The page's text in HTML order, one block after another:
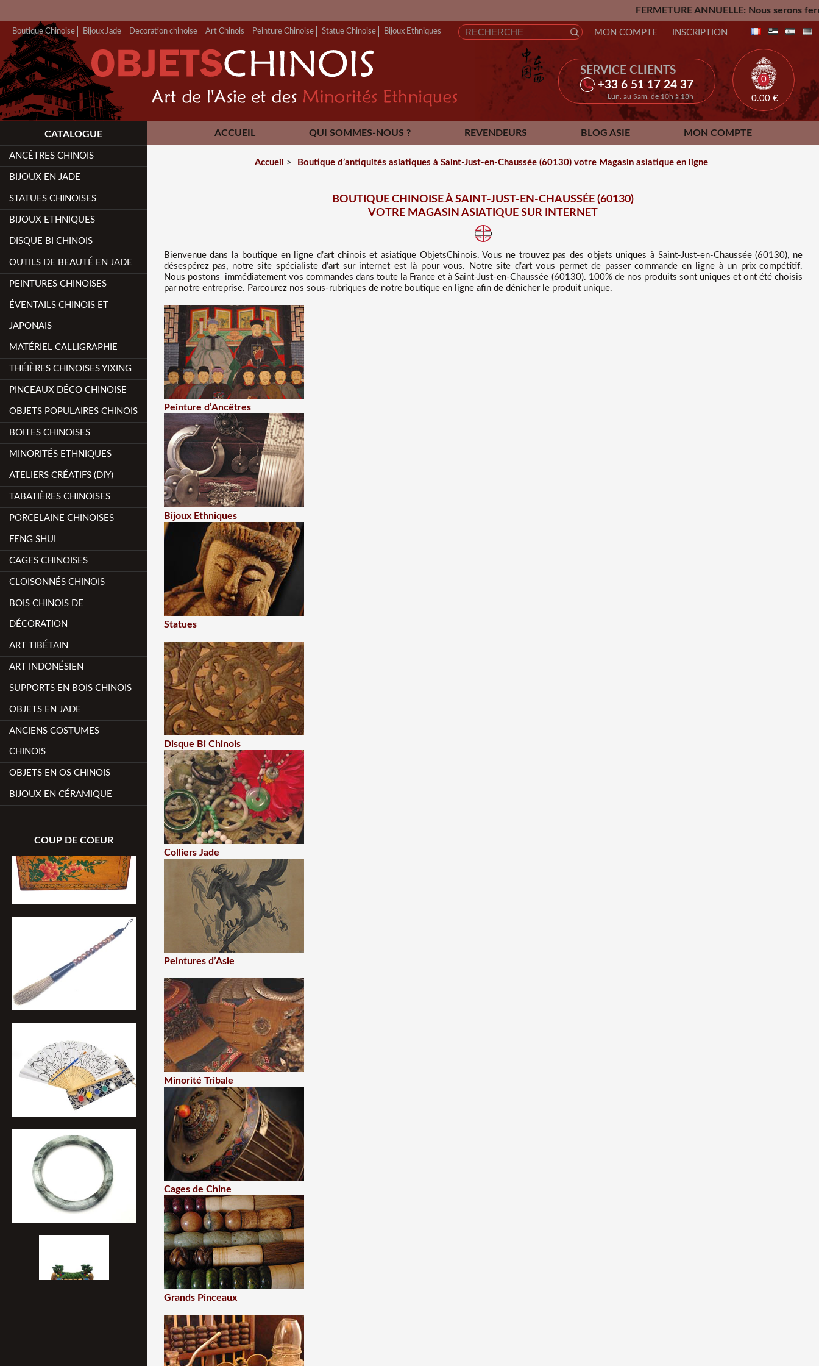
FERMETURE ANNUELLE: Nous serons fermés du
Boutique Chinoise Bijoux Jade Decoration chinoise Art Chinois Peinture Chinoise Statue Chinoise Bijoux Ethniques
SERVICE CLIENTS
+33 6 51 17 24 37
Lun. au Sam. de 10h à 18h
MON COMPTE INSCRIPTION
0
0.00 €
ACCUEIL QUI SOMMES-NOUS ? REVENDEURS BLOG ASIE MON COMPTE
CONTACT
CATALOGUE
ANCÊTRES CHINOIS
BIJOUX EN JADE
STATUES CHINOISES
BIJOUX ETHNIQUES
DISQUE BI CHINOIS
OUTILS DE BEAUTÉ EN JADE
PEINTURES CHINOISES
ÉVENTAILS CHINOIS ET
JAPONAIS
MATÉRIEL CALLIGRAPHIE
THÉIÈRES CHINOISES YIXING
PINCEAUX DÉCO CHINOISE
OBJETS POPULAIRES CHINOIS
BOITES CHINOISES
MINORITÉS ETHNIQUES
ATELIERS CRÉATIFS (DIY)
TABATIÈRES CHINOISES
PORCELAINE CHINOISES
FENG SHUI
CAGES CHINOISES
CLOISONNÉS CHINOIS
BOIS CHINOIS DE
DÉCORATION
ART TIBÉTAIN
ART INDONÉSIEN
SUPPORTS EN BOIS CHINOIS
OBJETS EN JADE
ANCIENS COSTUMES
CHINOIS
OBJETS EN OS CHINOIS
BIJOUX EN CÉRAMIQUE
COUP DE COEUR
Accueil > Boutique d’antiquités asiatiques à Saint-Just-en-Chaussée (60130) votre Magasin asiatique en ligne
BOUTIQUE CHINOISE À SAINT-JUST-EN-CHAUSSÉE (60130)
VOTRE MAGASIN ASIATIQUE SUR INTERNET
Bienvenue dans la boutique en ligne d’art chinois et asiatique ObjetsChinois. Vous ne trouvez pas des objets uniques à Saint-Just-en-Chaussée (60130), ne
désespérez pas, notre site spécialiste d’art sur internet est là pour vous. Notre site d’art vous permet de passer commande en ligne à un prix compétitif.
Nous postons immédiatement vos commandes dans toute la France et à Saint-Just-en-Chaussée (60130). 100% de nos produits sont uniques et ont été choisis
par notre entreprise. Parcourez nos sous-rubriques de notre boutique en ligne afin de dénicher le produit unique.
Peinture d’Ancêtres
Bijoux Ethniques
Statues
Disque Bi Chinois
Colliers Jade
Peintures d’Asie
Minorité Tribale
Cages de Chine
Grands Pinceaux